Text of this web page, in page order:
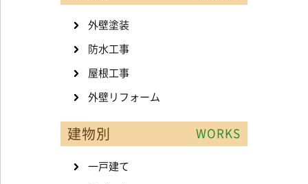
外壁塗装
防水工事
屋根工事
外壁リフォーム
建物別 WORKS
一戸建て